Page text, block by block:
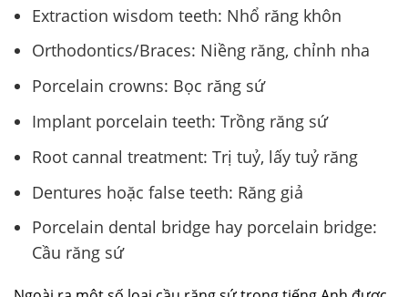
Extraction wisdom teeth: Nhổ răng khôn
Orthodontics/Braces: Niềng răng, chỉnh nha
Porcelain crowns: Bọc răng sứ
Implant porcelain teeth: Trồng răng sứ
Root cannal treatment: Trị tuỷ, lấy tuỷ răng
Dentures hoặc false teeth: Răng giả
Porcelain dental bridge hay porcelain bridge:
Cầu răng sứ